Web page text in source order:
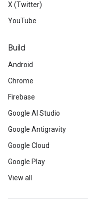
X (Twitter)
YouTube
Build
Android
Chrome
Firebase
Google AI Studio
Google Antigravity
Google Cloud
Google Play
View all